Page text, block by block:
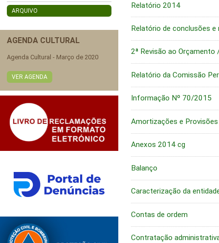
ARQUIVO
AGENDA CULTURAL
Agenda Cultural - Março de 2020
VER AGENDA
Relatório 2014
Relatório de conclusões
2ª Revisão ao Orçamento
Relatório da Comissão
Informação Nº 70/2015
Amortizações e Provisões
Anexos 2014 cg
Balanço
Caracterização da
Contas de ordem
Contratação